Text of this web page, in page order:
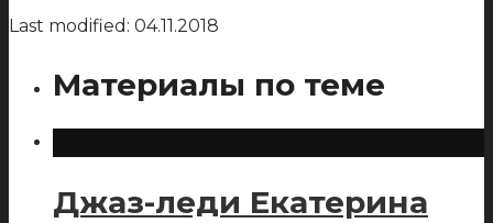
Last modified: 04.11.2018
Материалы по теме
Джаз-леди Екатерина